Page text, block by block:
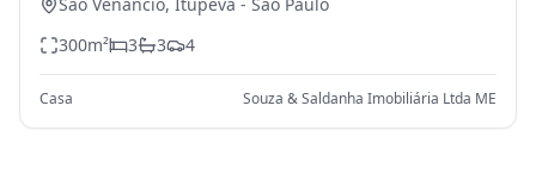
300m² 3 3 4
Casa Souza & Saldanha Imobiliária Ltda ME